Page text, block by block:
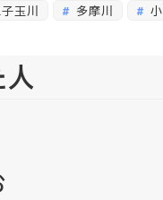
玉川 多摩川
人